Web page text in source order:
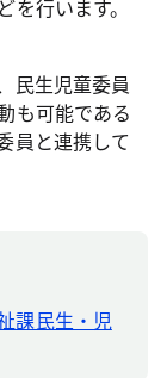
行います。
民生児童委員
も可能である
員と連携して
課民生・児